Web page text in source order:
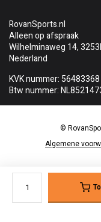
RovanSports.nl
Alleen op afspraak
Wilhelminaweg 14,
Nederland
KVK nummer: 56483368
Btw nummer:
Algemene
©